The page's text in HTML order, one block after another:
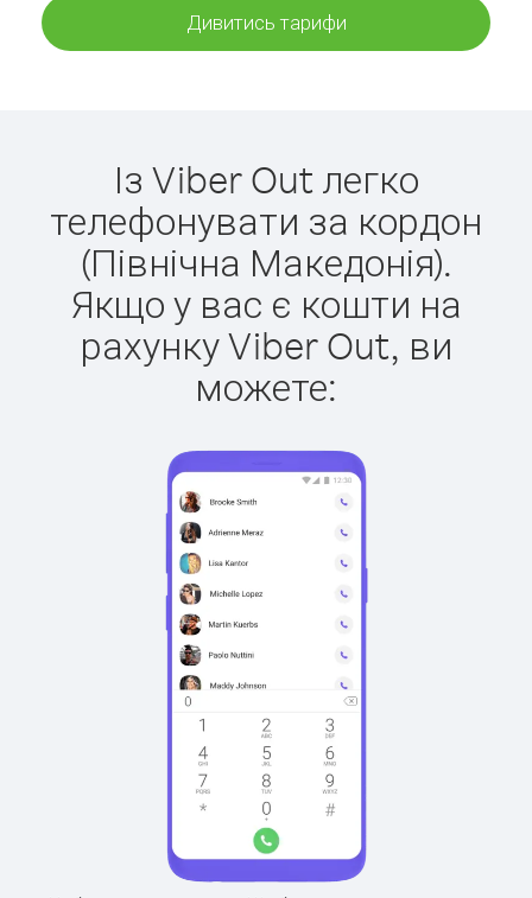
Дивитись тарифи
Із Viber Out легко
телефонувати за кордон
(Північна Македонія).
Якщо у вас є кошти на
рахунку Viber Out, ви
можете: